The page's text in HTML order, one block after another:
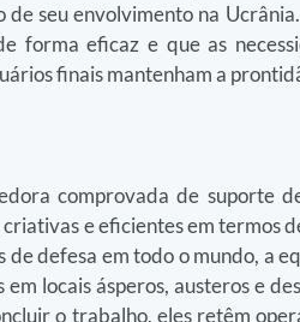
de seu envolvimento na
forma eficaz e que as
finais mantenham a
comprovada de suporte
e eficientes em termos
defesa em todo o mundo, a
em locais ásperos, austeros e
o trabalho, eles retêm